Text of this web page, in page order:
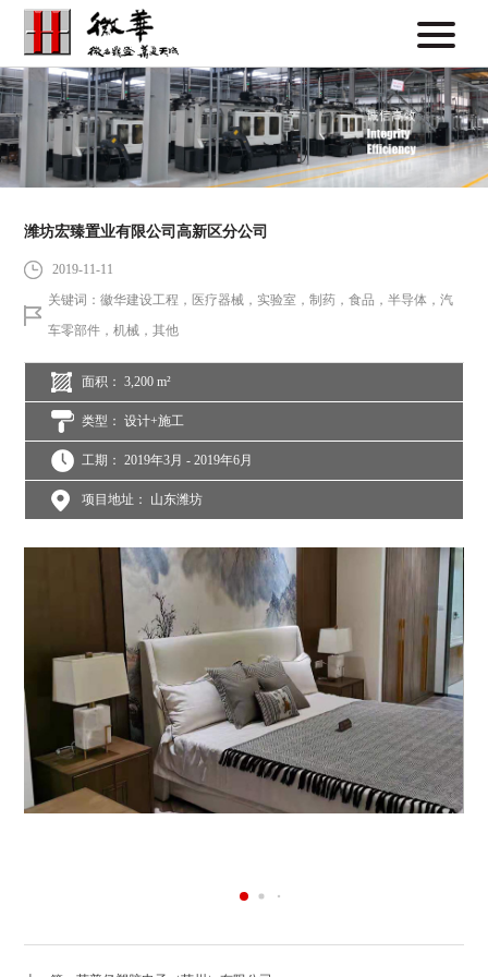
潍坊宏臻置业有限公司高新区分公司
2019-11-11
关键词：徽华建设工程，医疗器械，实验室，制药，食品，半导体，汽
车零部件，机械，其他
面积： 3,200 m²
类型： 设计+施工
工期： 2019年3月 - 2019年6月
项目地址： 山东潍坊